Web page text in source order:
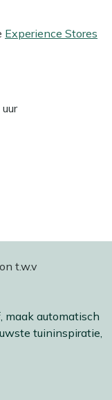
Experience Stores
maak automatisch
tuininspiratie,